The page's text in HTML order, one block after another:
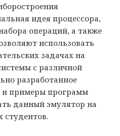
идея процессора,
операций, а также
использовать
задачах на
с различной
разработанное
и примеры программ
данный эмулятор на
студентов.
стекового процессора FRISC